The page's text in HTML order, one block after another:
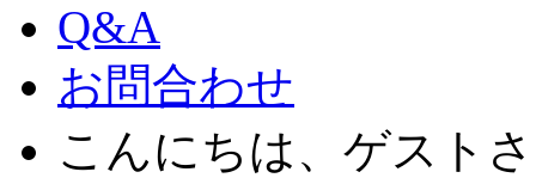
Q&A
お問合わせ
こんにちは、ゲスト